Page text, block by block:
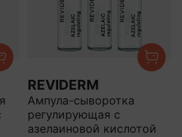
REVIDERM
Ампула-сыворотка
регулирующая с
азелаиновой кислотой